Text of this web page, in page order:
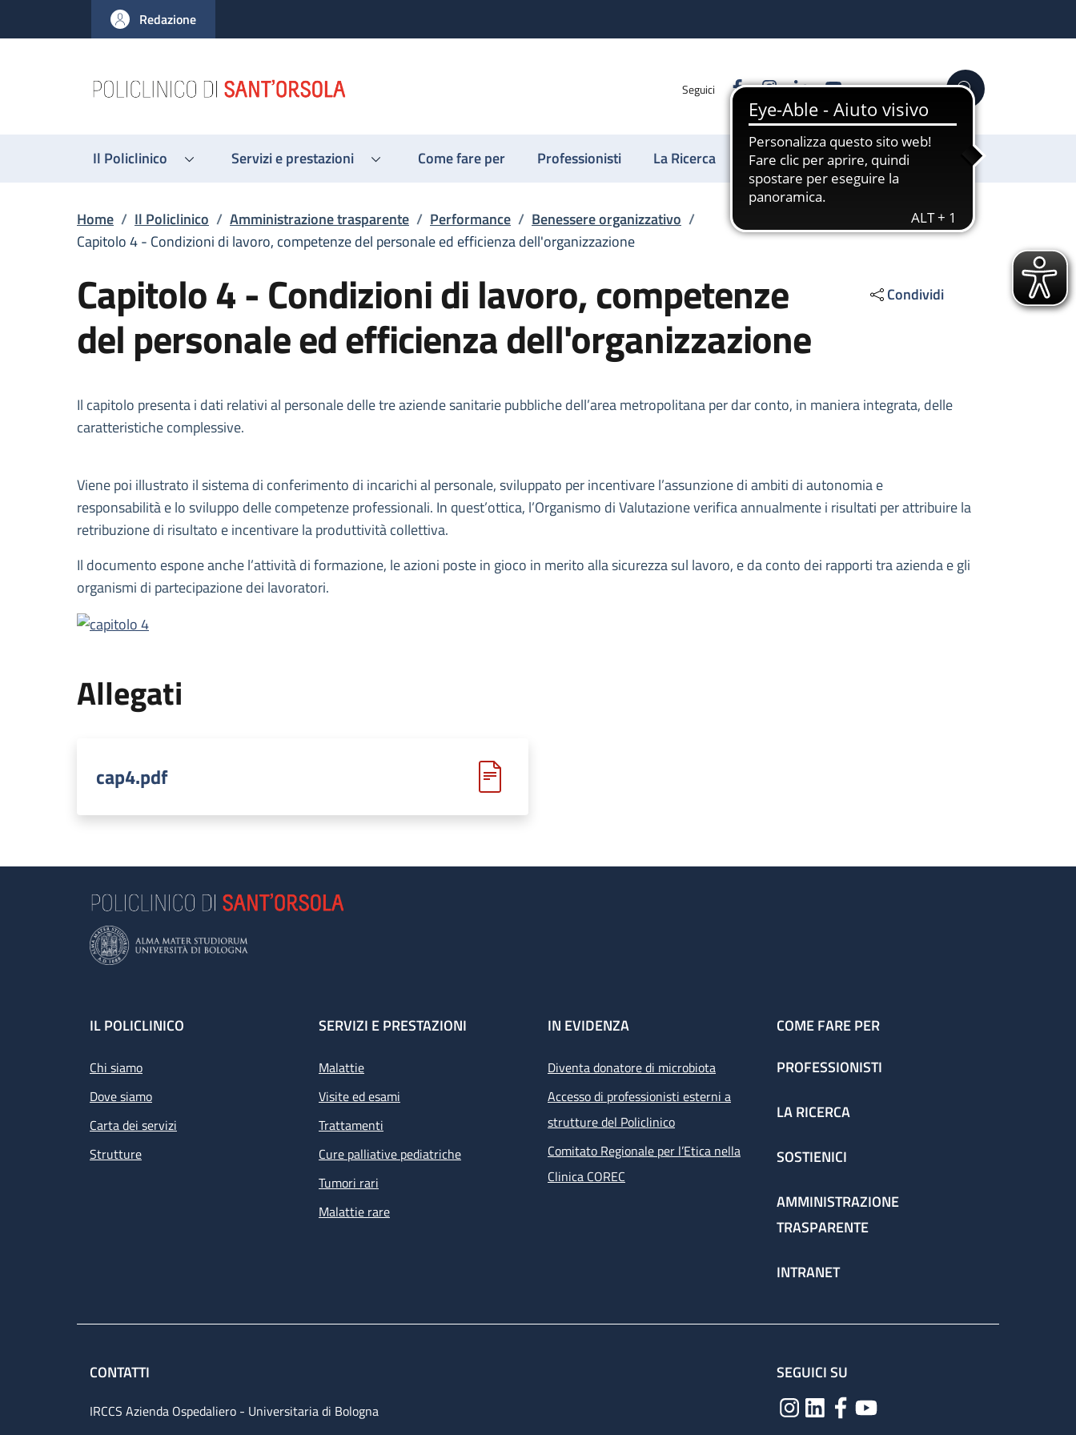
al contenuto principale
to footer content
Redazione
Seguici FacebookInstagram
LinkedinYouTube Cerca
Il Policlinico Servizi e prestazioni Come fare per Professionisti La Ricerca Sostienici
Briciole di pane
Home / Il Policlinico / Amministrazione trasparente / Performance / Benessere organizzativo /
Capitolo 4 - Condizioni di lavoro, competenze del personale ed efficienza dell'organizzazione
Capitolo 4 - Condizioni di lavoro, competenze
del personale ed efficienza dell'organizzazione
Condividi
Descrizione
Il capitolo presenta i dati relativi al personale delle tre aziende sanitarie pubbliche dell’area metropolitana per dar conto, in maniera integrata, delle
caratteristiche complessive.
Viene poi illustrato il sistema di conferimento di incarichi al personale, sviluppato per incentivare l’assunzione di ambiti di autonomia e
responsabilità e lo sviluppo delle competenze professionali. In quest’ottica, l’Organismo di Valutazione verifica annualmente i risultati per attribuire la
retribuzione di risultato e incentivare la produttività collettiva.
Il documento espone anche l’attività di formazione, le azioni poste in gioco in merito alla sicurezza sul lavoro, e da conto dei rapporti tra azienda e gli
organismi di partecipazione dei lavoratori.
Allegati
cap4.pdf
Footer
IL POLICLINICO
Chi siamo
Dove siamo
Carta dei servizi
Strutture
SERVIZI E PRESTAZIONI
Malattie
Visite ed esami
Trattamenti
Cure palliative pediatriche
Tumori rari
Malattie rare
IN EVIDENZA
Diventa donatore di microbiota
Accesso di professionisti esterni a
strutture del Policlinico
Comitato Regionale per l’Etica nella
Clinica COREC
COME FARE PER
PROFESSIONISTI
LA RICERCA
SOSTIENICI
AMMINISTRAZIONE
TRASPARENTE
INTRANET
CONTATTI
IRCCS Azienda Ospedaliero - Universitaria di Bologna
SEGUICI SU